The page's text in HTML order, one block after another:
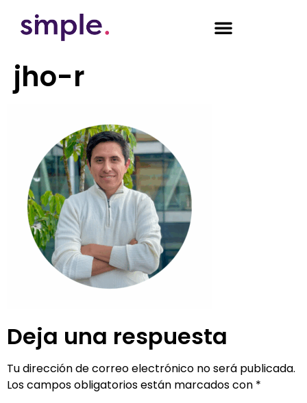
jho-r
Deja una respuesta
Tu dirección de correo electrónico no será publicada.
Los campos obligatorios están marcados con *